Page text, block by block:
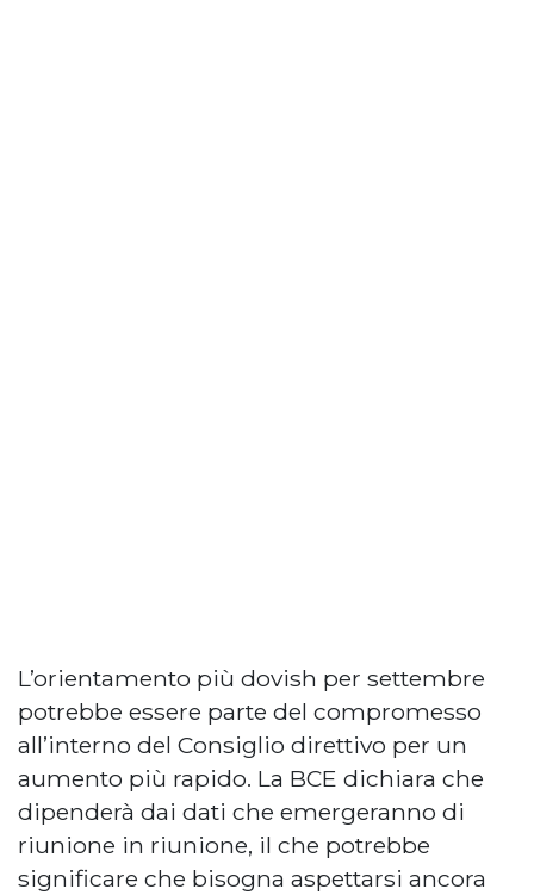
L’orientamento più dovish per settembre
potrebbe essere parte del compromesso
all’interno del Consiglio direttivo per un
aumento più rapido. La BCE dichiara che
dipenderà dai dati che emergeranno di
riunione in riunione, il che potrebbe
significare che bisogna aspettarsi ancora